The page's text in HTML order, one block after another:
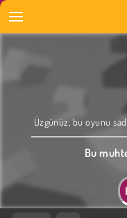
Üzgünüz, bu oyunu
Bu